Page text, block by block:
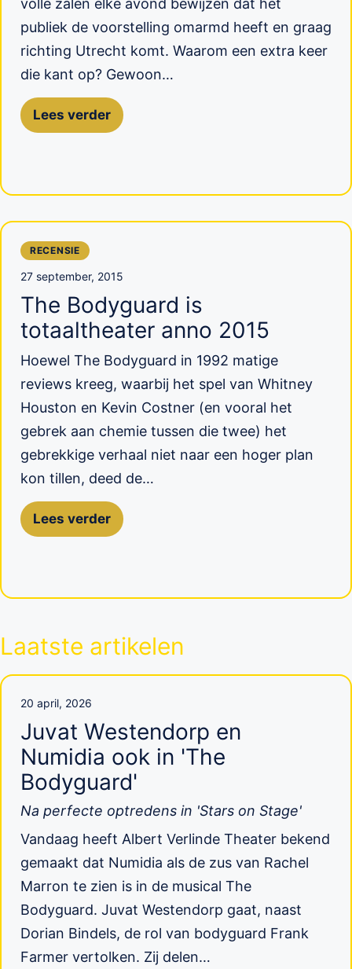
volle zalen elke avond bewijzen dat het
publiek de voorstelling omarmd heeft en graag
richting Utrecht komt. Waarom een extra keer
die kant op? Gewoon…
Lees verder
RECENSIE
27 september, 2015
The Bodyguard is
totaaltheater anno 2015
Hoewel The Bodyguard in 1992 matige
reviews kreeg, waarbij het spel van Whitney
Houston en Kevin Costner (en vooral het
gebrek aan chemie tussen die twee) het
gebrekkige verhaal niet naar een hoger plan
kon tillen, deed de…
Lees verder
Laatste artikelen
20 april, 2026
Juvat Westendorp en
Numidia ook in 'The
Bodyguard'
Na perfecte optredens in 'Stars on Stage'
Vandaag heeft Albert Verlinde Theater bekend
gemaakt dat Numidia als de zus van Rachel
Marron te zien is in de musical The
Bodyguard. Juvat Westendorp gaat, naast
Dorian Bindels, de rol van bodyguard Frank
Farmer vertolken. Zij delen…